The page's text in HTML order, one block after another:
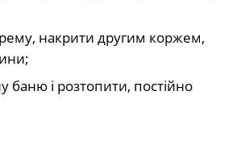
накрити другим коржем,
баню і розтопити, постійно